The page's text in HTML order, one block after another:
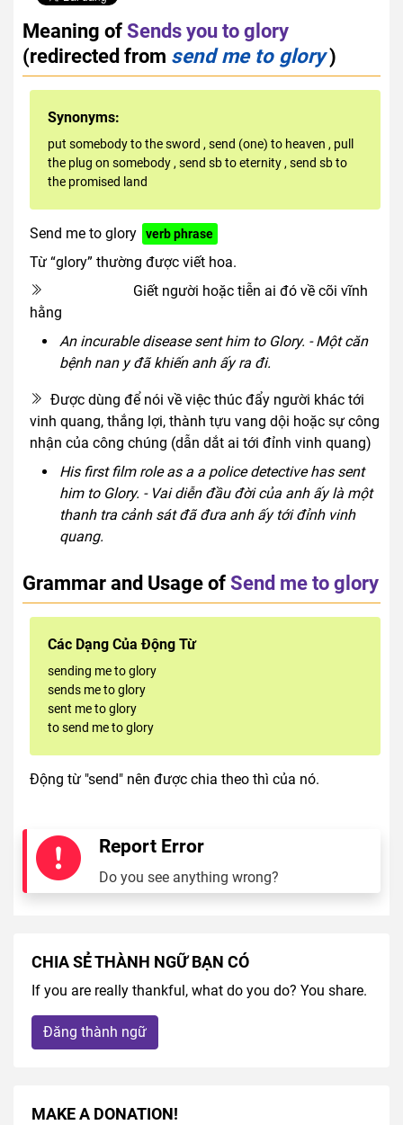
Meaning ofSends you to glory
(redirected from send me to glory)
Synonyms:
put somebody to the sword , send (one) to heaven , pull
the plug on somebody , send sb to eternity , send sb to
the promised land
Send me to glory verb phrase
Từ “glory” thường được viết hoa.
Giết người hoặc tiễn ai đó về cõi vĩnh
hằng
An incurable disease sent him to Glory. - Một căn
bệnh nan y đã khiến anh ấy ra đi.
Được dùng để nói về việc thúc đẩy người khác tới
vinh quang, thắng lợi, thành tựu vang dội hoặc sự công
nhận của công chúng (dẫn dắt ai tới đỉnh vinh quang)
His first film role as a a police detective has sent
him to Glory. - Vai diễn đầu đời của anh ấy là một
thanh tra cảnh sát đã đưa anh ấy tới đỉnh vinh
quang.
Grammar and Usage ofSend me to glory
Các Dạng Của Động Từ
sending me to glory
sends me to glory
sent me to glory
to send me to glory
Động từ "send" nên được chia theo thì của nó.
Report Error
Do you see anything wrong?
CHIA SẺ THÀNH NGỮ BẠN CÓ
If you are really thankful, what do you do? You share.
Đăng thành ngữ
MAKE A DONATION!